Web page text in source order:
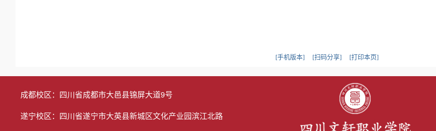
[手机版本] [扫码分享] [打印本页]
成都校区：四川省成都市大邑县锦屏大道9号
遂宁校区：四川省遂宁市大英县新城区文化产业园滨江北路